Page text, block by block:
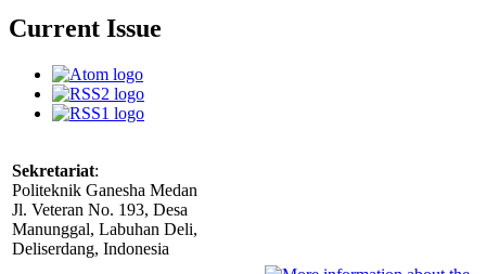
Current Issue
Sekretariat:
Politeknik Ganesha Medan
Jl. Veteran No. 193, Desa
Manunggal, Labuhan Deli,
Deliserdang, Indonesia